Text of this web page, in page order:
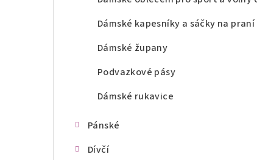
Dámské kapesníky a sáčky na praní
Dámské župany
Podvazkové pásy
Dámské rukavice
Pánské
Dívčí